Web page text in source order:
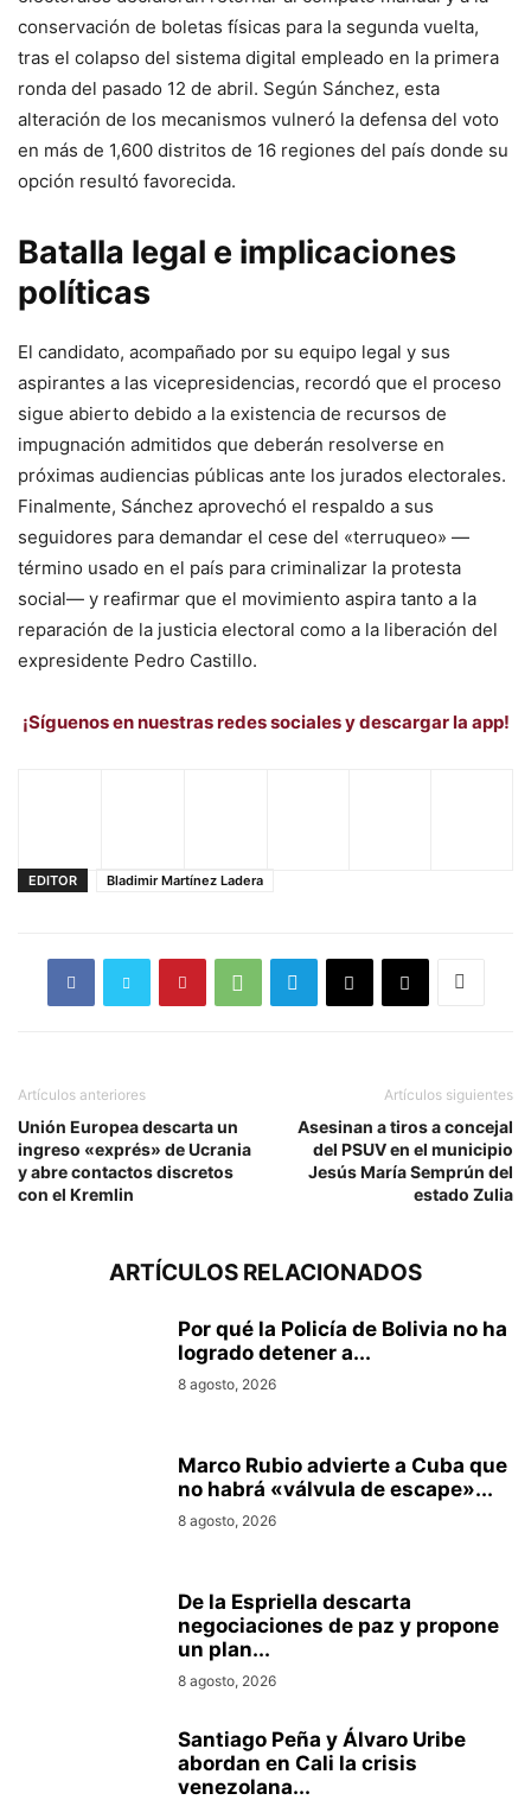
conservación de boletas físicas para la segunda vuelta,
tras el colapso del sistema digital empleado en la primera
ronda del pasado 12 de abril. Según Sánchez, esta
alteración de los mecanismos vulneró la defensa del voto
en más de 1,600 distritos de 16 regiones del país donde su
opción resultó favorecida.
Batalla legal e implicaciones
políticas
El candidato, acompañado por su equipo legal y sus
aspirantes a las vicepresidencias, recordó que el proceso
sigue abierto debido a la existencia de recursos de
impugnación admitidos que deberán resolverse en
próximas audiencias públicas ante los jurados electorales.
Finalmente, Sánchez aprovechó el respaldo a sus
seguidores para demandar el cese del «terruqueo» —
término usado en el país para criminalizar la protesta
social— y reafirmar que el movimiento aspira tanto a la
reparación de la justicia electoral como a la liberación del
expresidente Pedro Castillo.
¡Síguenos en nuestras redes sociales y descargar la app!
EDITOR Bladimir Martínez Ladera
Artículos anteriores
Unión Europea descarta un
ingreso «exprés» de Ucrania
y abre contactos discretos
con el Kremlin
Artículos siguientes
Asesinan a tiros a concejal
del PSUV en el municipio
Jesús María Semprún del
estado Zulia
ARTÍCULOS RELACIONADOS
Por qué la Policía de Bolivia no ha
logrado detener a...
8 agosto, 2026
Marco Rubio advierte a Cuba que
no habrá «válvula de escape»...
8 agosto, 2026
De la Espriella descarta
negociaciones de paz y propone
un plan...
8 agosto, 2026
Santiago Peña y Álvaro Uribe
abordan en Cali la crisis
venezolana...